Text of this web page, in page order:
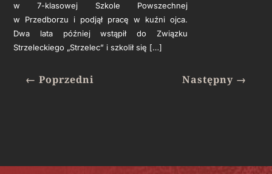
w 7-klasowej Szkole Powszechnej
w Przedborzu i podjął pracę w kuźni ojca.
Dwa lata później wstąpił do Związku
Strzeleckiego „Strzelec” i szkolił się […]
←Poprzedni Następny→